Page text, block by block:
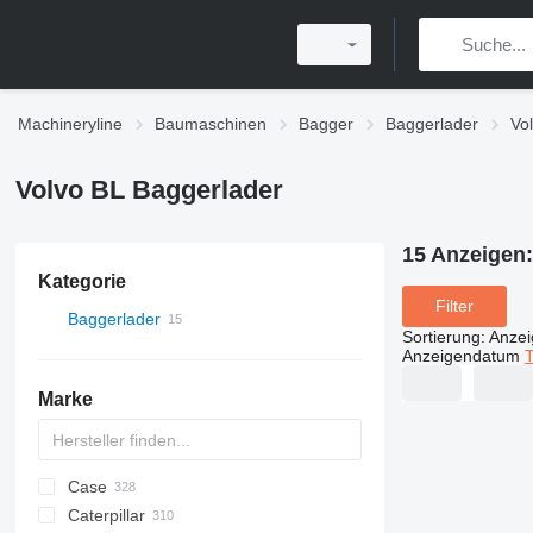
Machineryline Baumaschinen Bagger Baggerlader
Volvo BL Baggerlader
Kategorie
Baggerlader
Marke
Case
570
Caterpillar
15 Anzeigen:
Filter
Sortierung:
Anzeigendatum